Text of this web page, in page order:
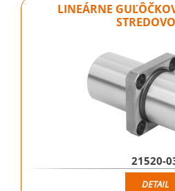
LINEÁRNE
21520-
DETAIL